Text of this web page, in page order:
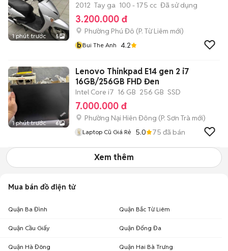
1 phút trước 5
2012 Tay ga 100 - 175 cc Đã sử dụng
3.200.000 đ
Phường Phú Đô (P. Từ Liêm mới)
bBui The Anh 4.2
1 phút trước 6
Lenovo Thinkpad E14 gen 2 i7
16GB/256GB FHD Đen
Intel Core i7 16 GB 256 GB SSD
7.000.000 đ
Phường Nại Hiên Đông (P. Sơn Trà mới)
Laptop Cũ Giá Rẻ 5.0 75 đã bán
Xem thêm
Mua bán đồ điện tử
Quận Ba Đình Quận Bắc Từ Liêm
Quận Cầu Giấy Quận Đống Đa
Quận Hà Đông Quận Hai Bà Trưng